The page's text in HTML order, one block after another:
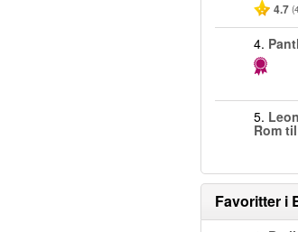
4.7
4.
5.
Rom
Favoritter i